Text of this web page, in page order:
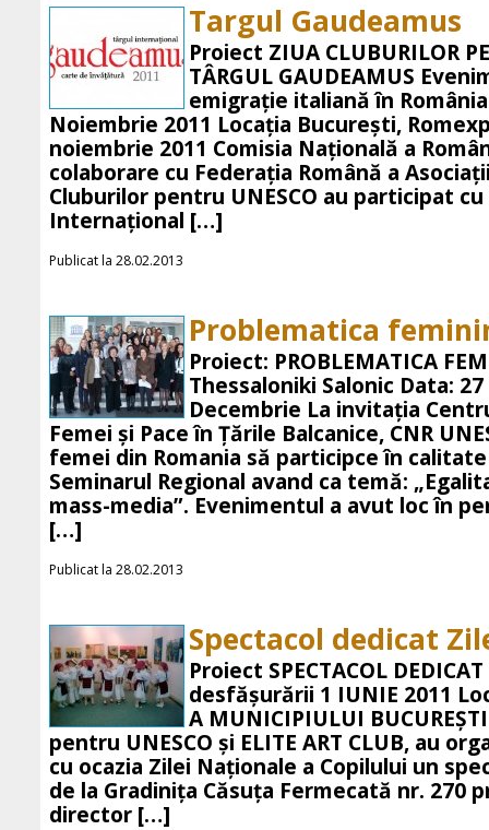
Targul Gaudeamus
Proiect ZIUA CLUBURILOR
TÂRGUL GAUDEAMUS
emigraţie italiană în
Noiembrie 2011 Locația Bucureşti,
noiembrie 2011 Comisia Naţională a
colaborare cu Federaţia Română a
Cluburilor pentru UNESCO au participat
Internaţional […]
Publicat la 28.02.2013
Problematica
Proiect: PROBLEMATICA
Thessaloniki Salonic Data:
Decembrie La invitaţia
Femei şi Pace în Ţările Balcanice, CNR
femei din Romania să participce în
Seminarul Regional avand ca temă:
mass-media”. Evenimentul a avut loc în
[…]
Publicat la 28.02.2013
Spectacol dedicat
Proiect SPECTACOL
desfășurării 1 IUNIE 2011
A MUNICIPIULUI
pentru UNESCO şi ELITE ART CLUB, au
cu ocazia Zilei Naţionale a Copilului un
de la Gradiniţa Căsuţa Fermecată nr. 270
director […]